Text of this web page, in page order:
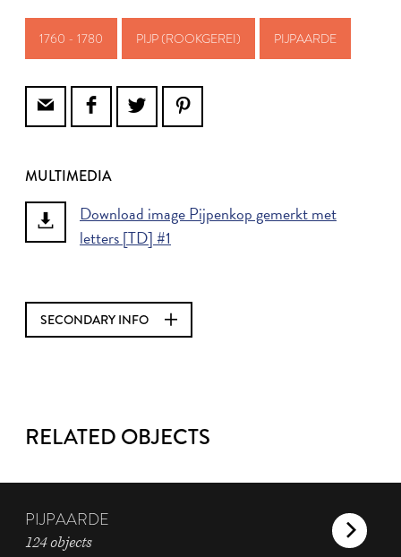
1760 - 1780 PIJP (ROOKGEREI) PIJPAARDE
MULTIMEDIA
Download image Pijpenkop gemerkt met
letters [TD] #1
SECONDARY INFO
RELATED OBJECTS
PIJPAARDE
124 objects